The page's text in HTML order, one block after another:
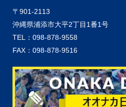
〒901-2113
沖縄県浦添市大平2丁目1番1号
TEL：098-878-9558
FAX：098-878-9516